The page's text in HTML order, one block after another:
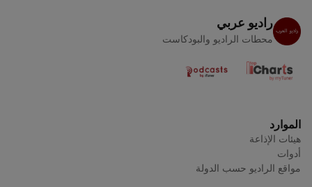
راديو عربي
محطات الراديو والبودكاست
الموارد
هيئات الإذاعة
أدوات
مواقع الراديو حسب الدولة